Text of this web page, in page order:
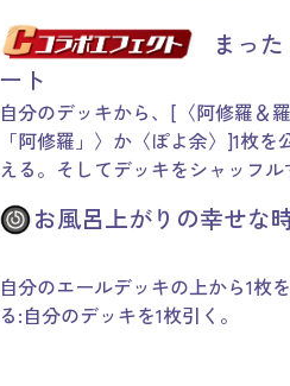
まっ
ート
自分のデッキから、[〈阿修羅＆
「阿修羅」〉か〈ぽよ余〉]1枚
える。そしてデッキをシャッフ
お風呂上がりの幸せな
自分のエールデッキの上から1枚
る:自分のデッキを1枚引く。